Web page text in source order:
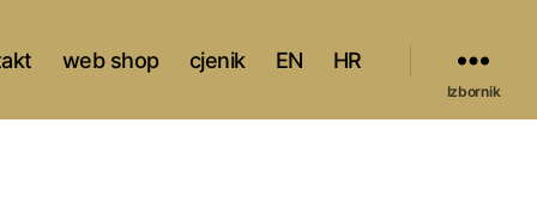
web shop cjenik EN HR
Izbornik